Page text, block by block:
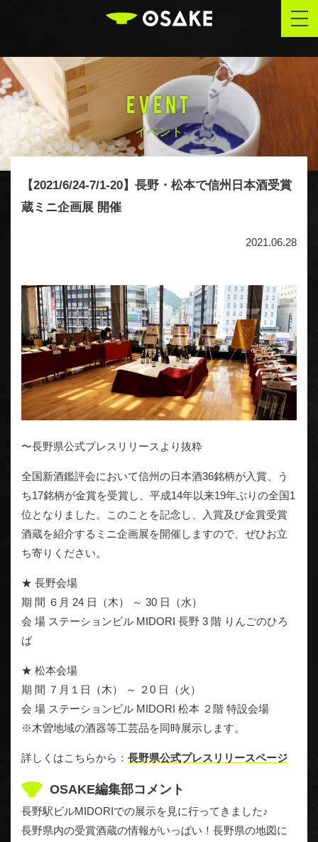
EVENT
イベント
【2021/6/24-7/1-20】長野・松本で信州日本酒受賞
蔵ミニ企画展 開催
2021.06.28
〜長野県公式プレスリリースより抜粋
全国新酒鑑評会において信州の日本酒36銘柄が入賞、う
ち17銘柄が金賞を受賞し、平成14年以来19年ぶりの全国1
位となりました。このことを記念し、入賞及び金賞受賞
酒蔵を紹介するミニ企画展を開催しますので、ぜひお立
ち寄りください。
★ 長野会場
期 間 ６月 24 日（木） ～ 30 日（水）
会 場 ステーションビル MIDORI 長野 3 階 りんごのひろ
ば
★ 松本会場
期 間 ７月１日（木） ～ ２0 日（火）
会 場 ステーションビル MIDORI 松本 ２階 特設会場
※木曽地域の酒器等工芸品を同時展示します。
詳しくはこちらから： 長野県公式プレスリリースページ
OSAKE編集部コメント
長野駅ビルMIDORIでの展示を見に行ってきました♪
長野県内の受賞酒蔵の情報がいっぱい！長野県の地図に